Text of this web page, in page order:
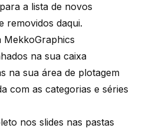
a lista de novos
removidos daqui.
MekkoGraphics
na sua caixa
na sua área de plotagem
com as categorias e séries
nos slides nas pastas